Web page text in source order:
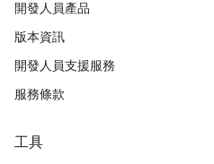
開發人員產品
版本資訊
開發人員支援服務
服務條款
工具